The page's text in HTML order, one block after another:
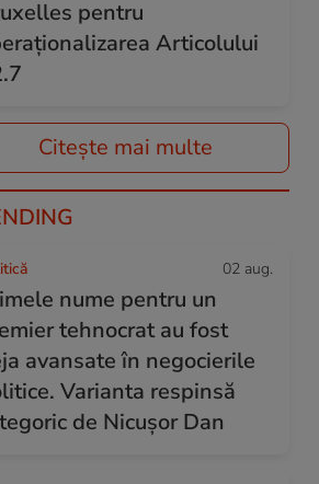
pentru
Articolului
Citește mai multe
02 aug.
nume pentru un
tehnocrat au fost
avansate în negocierile
Varianta respinsă
de Nicușor Dan